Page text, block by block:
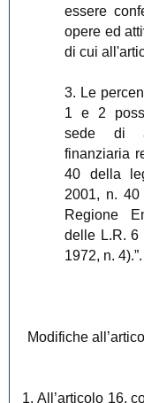
essere
opere ed
di cui
3. Le
1 e 2
sede di
finanziaria
40 della
2001, n. 40
Regione
delle L.R. 6
1972, n. 4).”.
Modifiche
1. All’articolo 16,